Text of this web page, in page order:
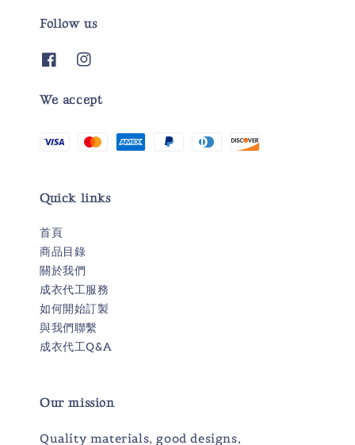
Follow us
We accept
Quick links
首頁
商品目錄
關於我們
成衣代工服務
如何開始訂製
與我們聯繫
成衣代工Q&A
Our mission
Quality materials, good designs,